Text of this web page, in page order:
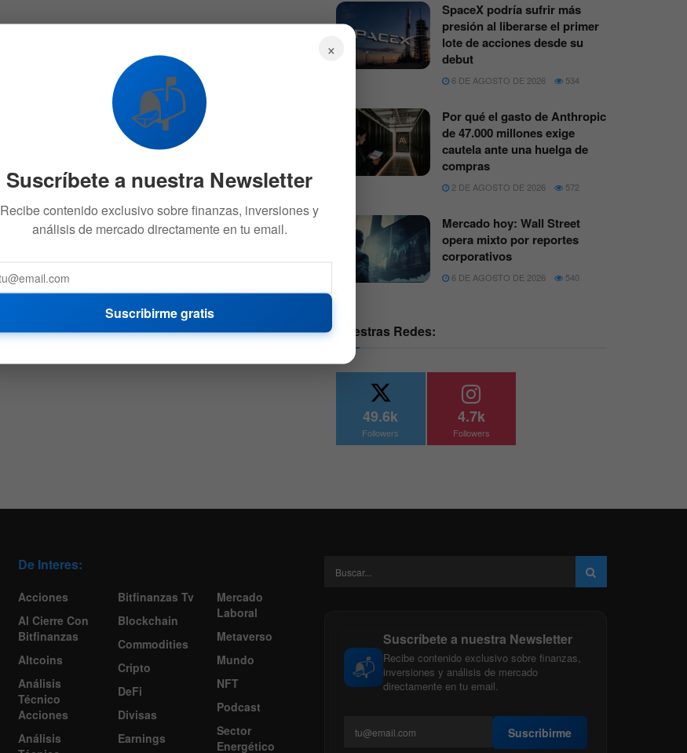
SpaceX podría sufrir más
presión al liberarse el primer
lote de acciones desde su
debut
6 DE AGOSTO DE 2026 534
Por qué el gasto de Anthropic
de 47.000 millones exige
cautela ante una huelga de
compras
2 DE AGOSTO DE 2026 572
Mercado hoy: Wall Street
opera mixto por reportes
corporativos
6 DE AGOSTO DE 2026 540
Nuestras Redes:
49.6k
Followers
4.7k
Followers
De Interes:
Acciones
Al Cierre Con
Bitfinanzas
Altcoins
Análisis
Técnico
Acciones
Análisis
Bitfinanzas Tv
Blockchain
Commodities
Cripto
DeFi
Divisas
Earnings
Mercado
Laboral
Metaverso
Mundo
NFT
Podcast
Sector
Energético
📬
Suscríbete a nuestra Newsletter
Recibe contenido exclusivo sobre finanzas,
inversiones y análisis de mercado
directamente en tu email.
Suscribirme
×
📬
Suscríbete a nuestra Newsletter
Recibe contenido exclusivo sobre finanzas, inversiones y
análisis de mercado directamente en tu email.
Suscribirme gratis